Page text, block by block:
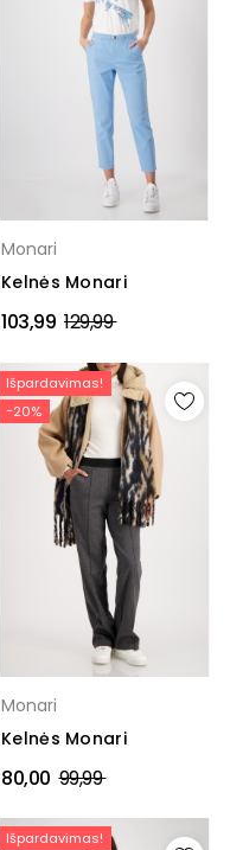
Monari
Kelnės Monari
103,99 Įprasta
129,99
Išpardavimas!
−20%
Monari
Kelnės Monari
80,00 Įprasta
99,99
Išpardavimas!